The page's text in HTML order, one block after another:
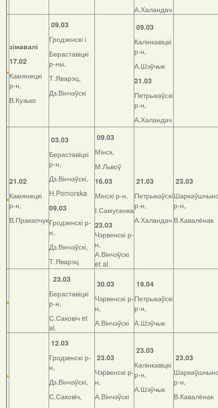
А.Халандач
зімавалі
17.02
Камянецкі
р-н,
В.Кузько
09.03
Гродзенскі і
Бераставіцкі
р-ны,
Т.Яварэц,
Дз.Вінчэўскі
09.03
Калінкавіцкі
р-н,
А.Шэўчык
21.03
Петрыкаўскі
р-н,
А.Халандач
21.02
Камянецкі
р-н,
В.Пракапчук
03.03
Бераставіцкі
р-н,
Дз.Вінчэўскі,
H.Pomorska
09.03
Гродзенскі р-
н,
Дз.Вінчэўскі,
Т.Яварэц
09.03
Мінск,
М.Львоў
16.03
Мінскі р-н,
І.Самусенка
23.03
Чэрвенскі р-
н,
А.Вінчэўскі
et al.
21.03
Петрыкаўскі
р-н,
А.Халандач
23.03
р-н,
В.Кавалёнак
23.03
Бераставіцкі
р-н,
С.Саковіч et
al.
30.03
Чэрвенскі р-
н,
А.Вінчэўскі
19.04
Петрыкаўскі
р-н,
А.Шэўчык
12.03
Гродзенскі р-
н,
Дз.Вінчэўскі,
С.Саковіч,
23.03
Чэрвенскі р-
н,
А.Вінчэўскі
23.03
Калінкавіцкі
р-н,
А.Шэўчык
23.03
р-н,
В.Кавалёнак